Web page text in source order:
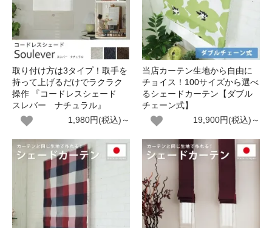
取り付け方は3タイプ！取手を
持って上げるだけでラクラク
操作 『コードレスシェード
スレバー ナチュラル』
1,980円(税込)～
当店カーテン生地から自由に
チョイス！100サイズから選べ
るシェードカーテン【ダブル
チェーン式】
19,900円(税込)～